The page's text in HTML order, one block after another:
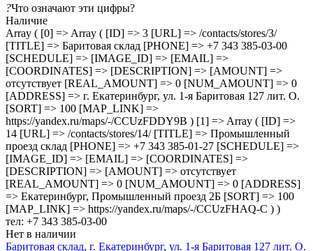
?Что означают эти цифры?
Наличие
Array ( [0] => Array ( [ID] => 3 [URL] => /contacts/stores/3/
[TITLE] => Баритовая склад [PHONE] => +7 343 385-03-00
[SCHEDULE] => [IMAGE_ID] => [EMAIL] =>
[COORDINATES] => [DESCRIPTION] => [AMOUNT] =>
отсутствует [REAL_AMOUNT] => 0 [NUM_AMOUNT] => 0
[ADDRESS] => г. Екатеринбург, ул. 1-я Баритовая 127 лит. О.
[SORT] => 100 [MAP_LINK] =>
https://yandex.ru/maps/-/CCUzFDDY9B ) [1] => Array ( [ID] =>
14 [URL] => /contacts/stores/14/ [TITLE] => Промышленный
проезд cклад [PHONE] => +7 343 385-01-27 [SCHEDULE] =>
[IMAGE_ID] => [EMAIL] => [COORDINATES] =>
[DESCRIPTION] => [AMOUNT] => отсутствует
[REAL_AMOUNT] => 0 [NUM_AMOUNT] => 0 [ADDRESS]
=> Екатеринбург, Промышленный проезд 2Б [SORT] => 100
[MAP_LINK] => https://yandex.ru/maps/-/CCUzFHAQ-C ) )
тел: +7 343 385-03-00
Нет в наличии
Баритовая склад, г. Екатеринбург, ул. 1-я Баритовая 127 лит. О.